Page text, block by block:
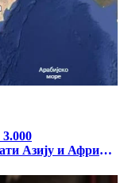
Азију и Африку,